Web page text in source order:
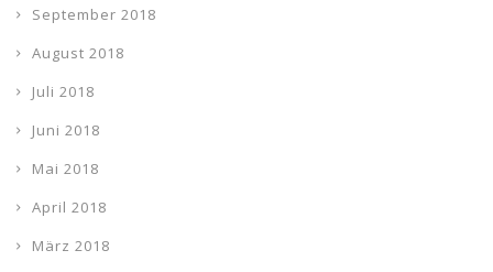
September 2018
August 2018
Juli 2018
Juni 2018
Mai 2018
April 2018
März 2018